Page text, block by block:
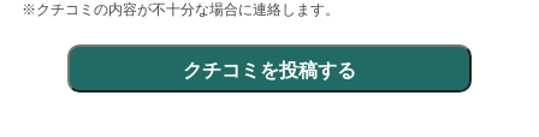
※クチコミの内容が不十分な場合に連絡します。